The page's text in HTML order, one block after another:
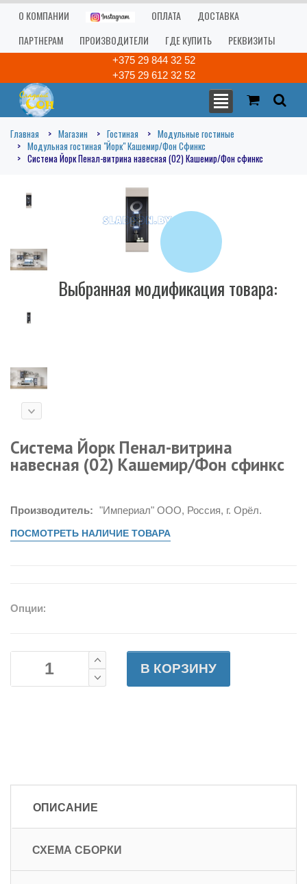
О КОМПАНИИ ОПЛАТА
ДОСТАВКА
ПАРТНЕРАМ
ПРОИЗВОДИТЕЛИ ГДЕ КУПИТЬ РЕКВИЗИТЫ
+375 29 844 32 52
+375 29 612 32 52
Главная Магазин Гостиная
Модульные гостиные
Модульная гостиная "Йорк" Кашемир/Фон Сфинкс
Система Йорк Пенал-витрина навесная (02) Кашемир/Фон сфинкс
Выбранная модификация товара:
Система Йорк Пенал-витрина
навесная (02) Кашемир/Фон сфинкс
Производитель: "Империал" ООО, Россия, г. Орёл.
ПОСМОТРЕТЬ НАЛИЧИЕ ТОВАРА
Опции:
В КОРЗИНУ
ОПИСАНИЕ
СХЕМА СБОРКИ